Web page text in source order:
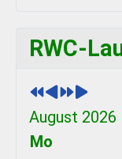
RWC-
r
v
i
o
r
v
i
o
e
t
Y
e
x
t
M
August 2026
Mo